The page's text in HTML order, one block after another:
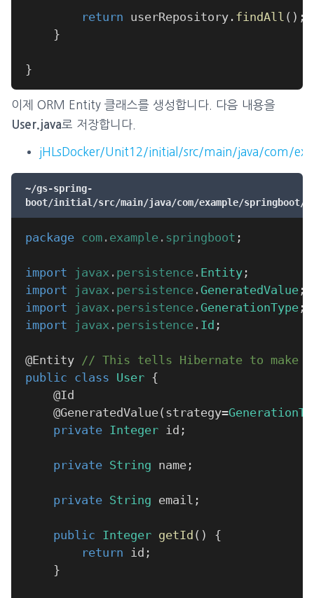
return userRepository . findAll ( ) ;
}
}
이제 ORM Entity 클래스를 생성합니다. 다음 내용을
User.java로 저장합니다.
jHLsDocker/Unit12/initial/src/main/java/com/
~/gs-spring-
boot/initial/src/main/java/com/example/springboot/
package com . example . springboot ;
import javax . persistence . Entity ;
import
javax . persistence . GeneratedValue ;
import
javax . persistence . GenerationType ;
import
javax . persistence . Id ;
@Entity // This tells Hibernate to make
public class User {
@Id
@GeneratedValue( strategy=
private Integer id ;
private String name ;
private String email ;
public Integer getId ( )
{
return id ;
}